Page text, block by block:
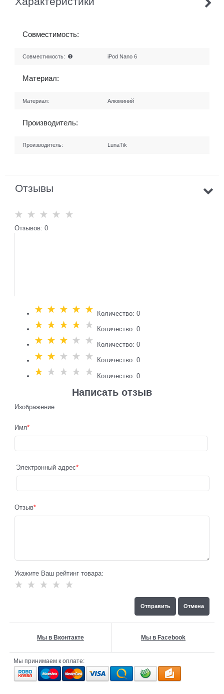
Совместимость:
Совместимость: iPod Nano 6
Материал:
Материал: Алюминий
Производитель:
Производитель: LunaTik
Отзывы
Отзывов: 0
Количество: 0
Количество: 0
Количество: 0
Количество: 0
Количество: 0
Написать отзыв
Изображение
Имя
Электронный адрес
Отзыв
Укажите Ваш рейтинг товара:
Мы в Вконтакте Мы в Facebook
Мы принимаем к оплате: